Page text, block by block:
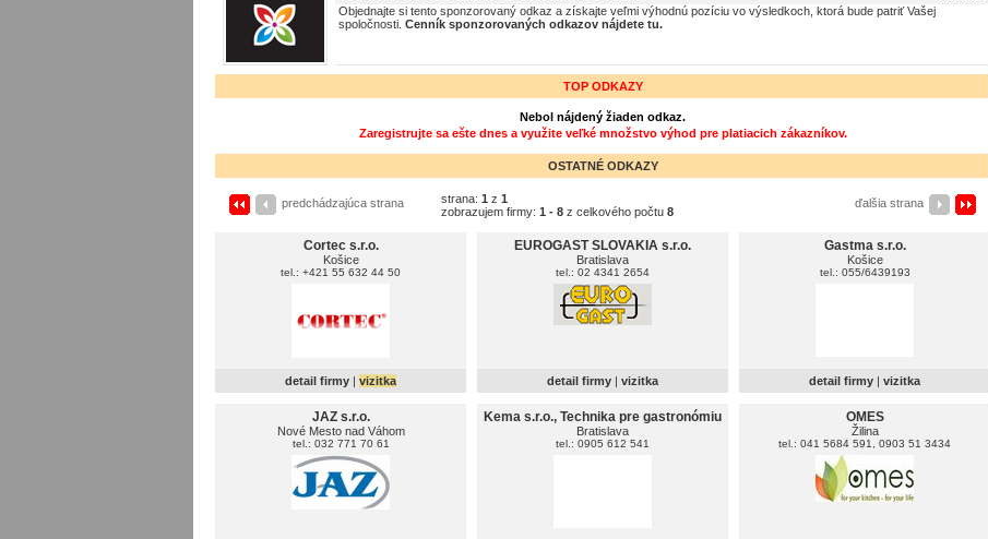
Objednajte si tento sponzorovaný odkaz a získajte veľmi výhodnú pozíciu vo výsledkoch, ktorá bude patriť Vašej
spoločnosti. Cenník sponzorovaných odkazov nájdete tu.
TOP ODKAZY
Nebol nájdený žiaden odkaz.
Zaregistrujte sa ešte dnes a využite veľké množstvo výhod pre platiacich zákazníkov.
OSTATNÉ ODKAZY
predchádzajúca strana strana: 1 z 1
zobrazujem firmy: 1 - 8 z celkového počtu 8
ďalšia strana
Cortec s.r.o.
Košice
tel.: +421 55 632 44 50
detail firmy | vizitka
EUROGAST SLOVAKIA s.r.o.
Bratislava
tel.: 02 4341 2654
detail firmy | vizitka
Gastma s.r.o.
Košice
tel.: 055/6439193
detail firmy | vizitka
JAZ s.r.o.
Nové Mesto nad Váhom
tel.: 032 771 70 61
Kema s.r.o., Technika pre gastronómiu
Bratislava
tel.: 0905 612 541
OMES
Žilina
tel.: 041 5684 591, 0903 51 3434